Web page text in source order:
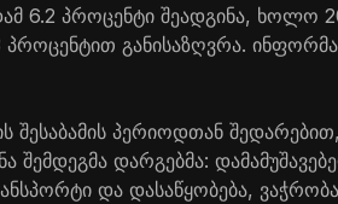
6.2 პროცენტი შეადგინა, ხოლო
განისაზღვრა.
შესაბამის პერიოდთან
დარგებმა:
და დასაწყობება,